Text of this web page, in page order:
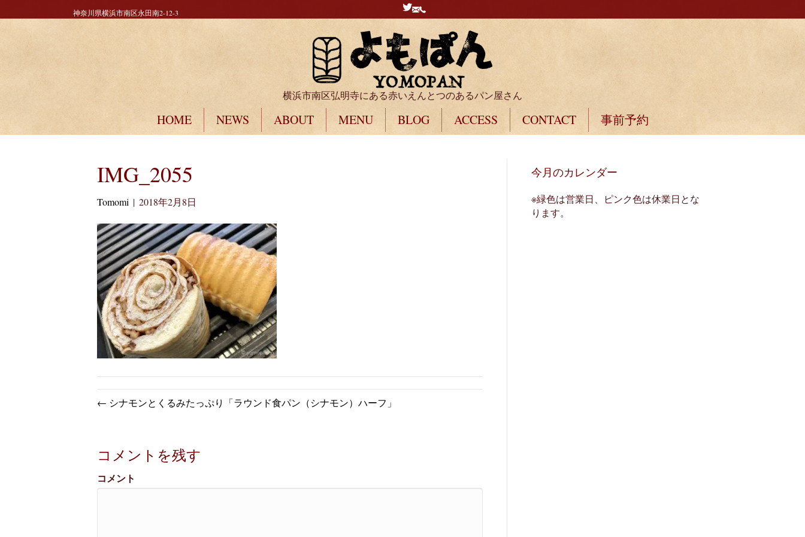
神奈川県横浜市南区永田南2-12-3
横浜市南区弘明寺にある赤いえんとつのあるパン屋さん
HOME NEWS ABOUT MENU BLOG ACCESS CONTACT 事前予約
IMG_2055
Tomomi | 2018年2月8日
← シナモンとくるみたっぷり「ラウンド食パン（シナモン）ハーフ」
コメントを残す
コメント
今月のカレンダー
※緑色は営業日、ピンク色は休業日とな
ります。